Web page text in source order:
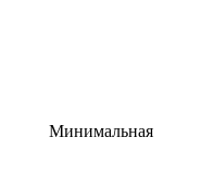
Минимальная